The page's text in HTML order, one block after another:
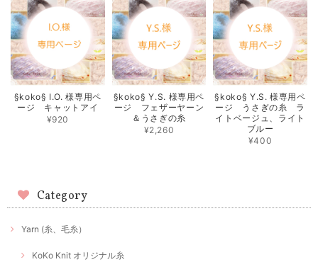
§koko§ I.O. 様専用ペ
ージ キャットアイ
¥920
§koko§ Y.S. 様専用ペ
ージ フェザーヤーン
＆うさぎの糸
¥2,260
§koko§ Y.S. 様専用ペ
ージ うさぎの糸 ラ
イトベージュ、ライト
ブルー
¥400
Category
Yarn (糸、毛糸）
KoKo Knit オリジナル糸